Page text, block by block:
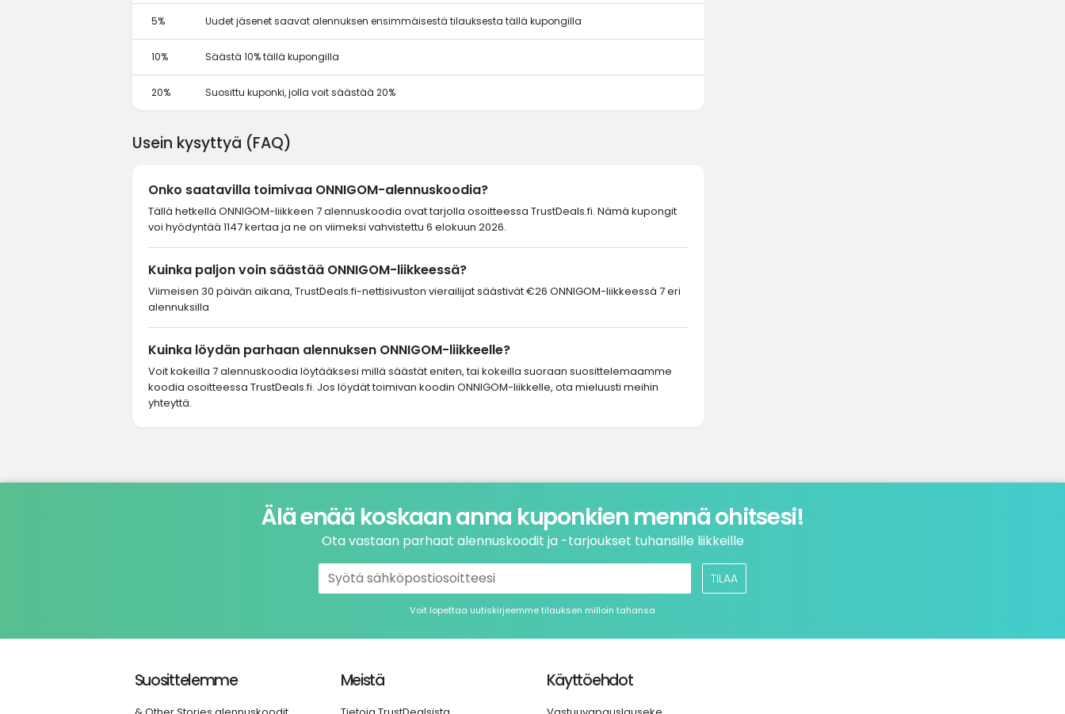
5% Uudet jäsenet saavat alennuksen ensimmäisestä tilauksesta tällä kupongilla
10% Säästä 10% tällä kupongilla
20% Suosittu kuponki, jolla voit säästää 20%
Usein kysyttyä (FAQ)
Onko saatavilla toimivaa ONNIGOM-alennuskoodia?
Tällä hetkellä ONNIGOM-liikkeen 7 alennuskoodia ovat tarjolla osoitteessa TrustDeals.fi. Nämä kupongit
voi hyödyntää 1147 kertaa ja ne on viimeksi vahvistettu 6 elokuun 2026.
Kuinka paljon voin säästää ONNIGOM-liikkeessä?
Viimeisen 30 päivän aikana, TrustDeals.fi-nettisivuston vierailijat säästivät €26 ONNIGOM-liikkeessä 7 eri
alennuksilla
Kuinka löydän parhaan alennuksen ONNIGOM-liikkeelle?
Voit kokeilla 7 alennuskoodia löytääksesi millä säästät eniten, tai kokeilla suoraan suosittelemaamme
koodia osoitteessa TrustDeals.fi. Jos löydät toimivan koodin ONNIGOM-liikkelle, ota mieluusti meihin
yhteyttä.
Älä enää koskaan anna kuponkien mennä ohitsesi!
Ota vastaan parhaat alennuskoodit ja -tarjoukset tuhansille liikkeille
TILAA
Voit lopettaa uutiskirjeemme tilauksen milloin tahansa
Suosittelemme Meistä Käyttöehdot